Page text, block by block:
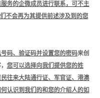
务的企微成员进行联系，可不主
不会再为其提供前述涉及到的您
码、验证码并设置您的密码来创
您可以选择向我们提供您的姓
往来大陆通行证、军官证、港澳
认识到我们的和您的介绍人的如